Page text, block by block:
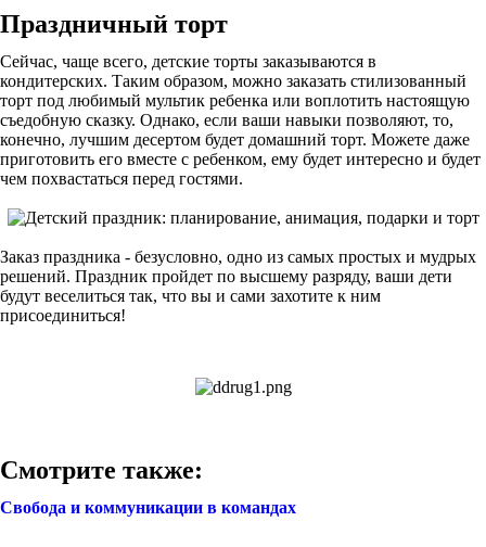
Праздничный торт
Сейчас, чаще всего, детские торты заказываются в
кондитерских. Таким образом, можно заказать стилизованный
торт под любимый мультик ребенка или воплотить настоящую
съедобную сказку. Однако, если ваши навыки позволяют, то,
конечно, лучшим десертом будет домашний торт. Можете даже
приготовить его вместе с ребенком, ему будет интересно и будет
чем похвастаться перед гостями.
Заказ праздника - безусловно, одно из самых простых и мудрых
решений. Праздник пройдет по высшему разряду, ваши дети
будут веселиться так, что вы и сами захотите к ним
присоединиться!
Смотрите также:
Свобода и коммуникации в командах